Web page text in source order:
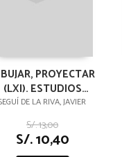
PROYECTAR
(LXI). ESTUDIOS
CRITICOS III
DE LA RIVA, JAVIER
S/. 13,00
S/. 10,40